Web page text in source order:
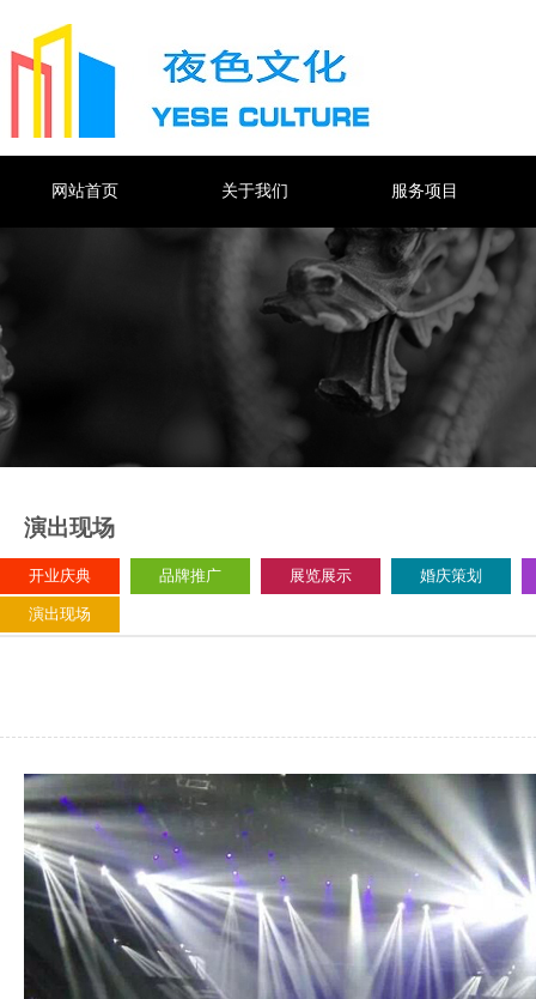
网站首页 关于我们 服务项目
演出现场
开业庆典 品牌推广 展览展示 婚庆策划
演出现场